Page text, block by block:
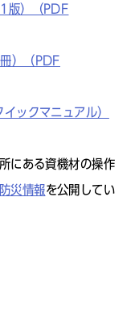
版）（PDF
）（PDF
ックマニュアル）
にある資機材の操作
災情報を公開してい